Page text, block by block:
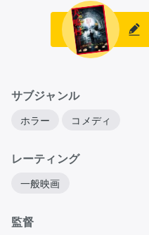
サブジャンル
ホラー コメディ
レーティング
一般映画
監督